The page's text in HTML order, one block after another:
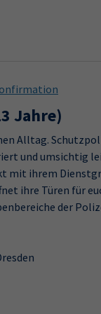
Jahre)
Alltag.
und umsichtig
ihrem
ihre Türen für
der